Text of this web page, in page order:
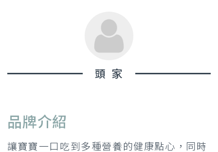
頭家
品牌介紹
讓寶寶一口吃到多種營養的健康點心，同時